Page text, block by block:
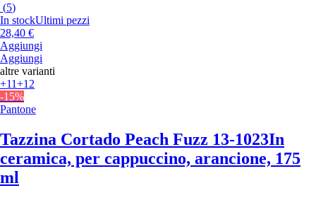
(5)
In stockUltimi pezzi
28,40 €
Aggiungi
Aggiungi
altre varianti
+11+12
-15%
Pantone
Tazzina Cortado Peach Fuzz 13-1023In
ceramica, per cappuccino, arancione, 175
ml